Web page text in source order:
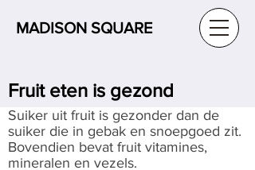
MADISON SQUARE
Fruit eten is gezond
Suiker uit fruit is gezonder dan de
suiker die in gebak en snoepgoed zit.
Bovendien bevat fruit vitamines,
mineralen en vezels.